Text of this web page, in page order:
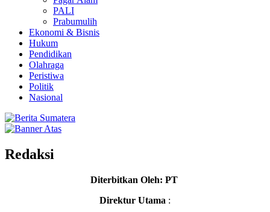
PALI
Prabumulih
Ekonomi & Bisnis
Hukum
Pendidikan
Olahraga
Peristiwa
Politik
Nasional
Redaksi
Diterbitkan Oleh: PT
Direktur Utama :